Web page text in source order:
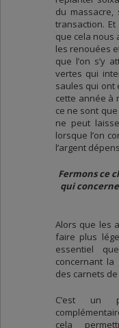
du massacre,
transaction.
que cela nous
les renouées
que l’on s’y
vertes qui
saules qui ont
cette année à
ce ne sont
ne peut
lorsque l’on
l’argent
Fermons ce
qui
Alors que les
faire plus
essentiel
concernant
des carnets
C’est un
cela